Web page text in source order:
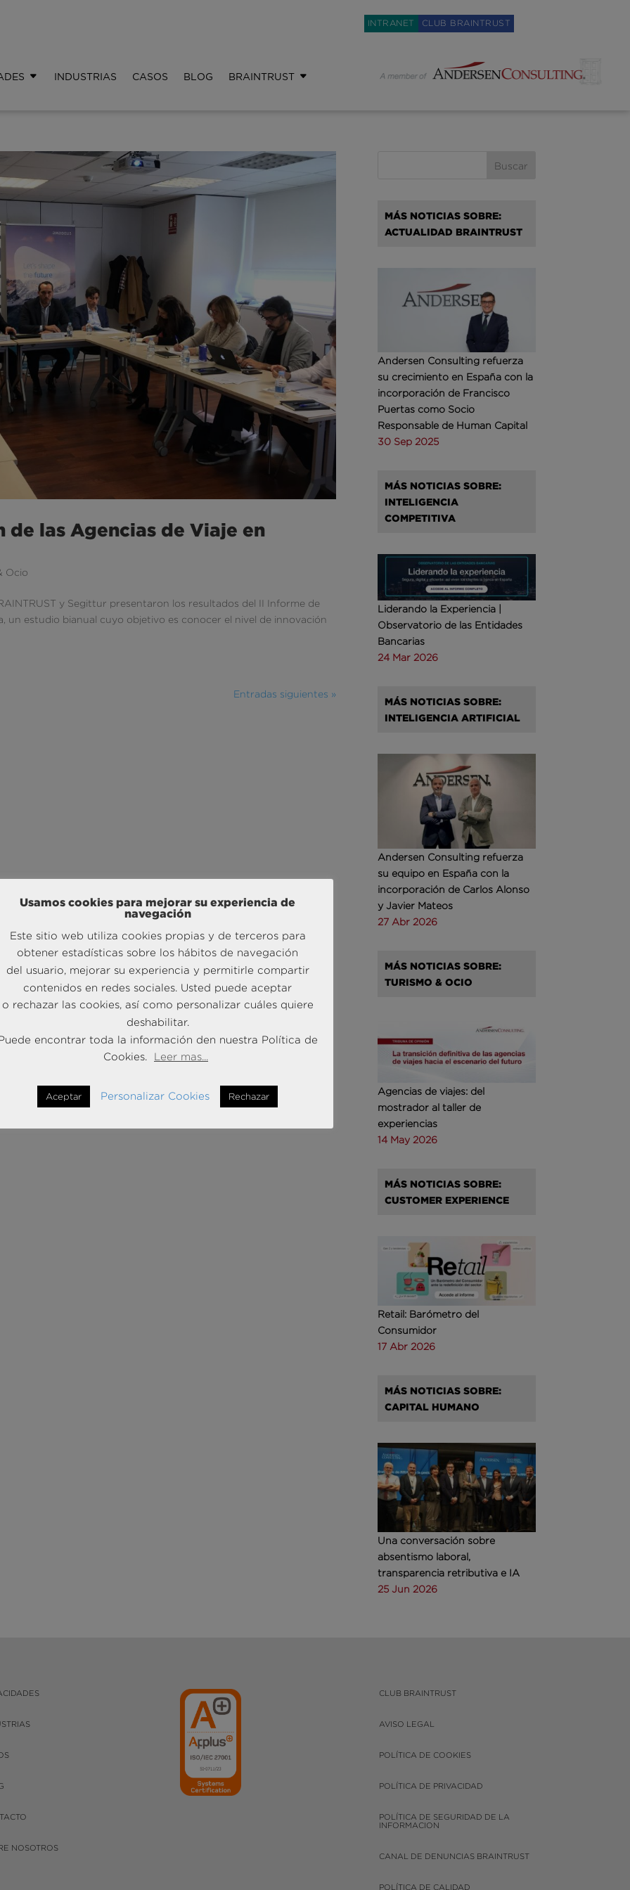
INTRANET CLUB BRAINTRUST
INDUSTRIAS CASOS BLOG BRAINTRUST
las Agencias de Viaje en
Ocio
y Segittur presentaron los resultados del II Informe de
un estudio bianual cuyo objetivo es conocer el nivel de innovación
Entradas siguientes »
MÁS NOTICIAS SOBRE:
ACTUALIDAD BRAINTRUST
Andersen Consulting refuerza
su crecimiento en España con la
incorporación de Francisco
Puertas como Socio
Responsable de Human Capital
30 Sep 2025
MÁS NOTICIAS SOBRE:
INTELIGENCIA
COMPETITIVA
Liderando la Experiencia |
Observatorio de las Entidades
Bancarias
24 Mar 2026
MÁS NOTICIAS SOBRE:
INTELIGENCIA ARTIFICIAL
Andersen Consulting refuerza
su equipo en España con la
incorporación de Carlos Alonso
y Javier Mateos
27 Abr 2026
MÁS NOTICIAS SOBRE:
TURISMO & OCIO
Agencias de viajes: del
mostrador al taller de
experiencias
14 May 2026
MÁS NOTICIAS SOBRE:
CUSTOMER EXPERIENCE
Retail: Barómetro del
Consumidor
17 Abr 2026
MÁS NOTICIAS SOBRE:
CAPITAL HUMANO
Una conversación sobre
absentismo laboral,
transparencia retributiva e IA
25 Jun 2026
NOSOTROS
CLUB BRAINTRUST
AVISO LEGAL
POLÍTICA DE COOKIES
POLÍTICA DE PRIVACIDAD
POLÍTICA DE SEGURIDAD DE LA
INFORMACION
CANAL DE DENUNCIAS BRAINTRUST
POLÍTICA DE CALIDAD
Usamos cookies para mejorar su experiencia de
navegación
Este sitio web utiliza cookies propias y de terceros para
obtener estadísticas sobre los hábitos de navegación
del usuario, mejorar su experiencia y permitirle compartir
contenidos en redes sociales. Usted puede aceptar
o rechazar las cookies, así como personalizar cuáles quiere
deshabilitar.
encontrar toda la información den nuestra Política de
Cookies.
Leer mas...
Aceptar Personalizar Cookies Rechazar